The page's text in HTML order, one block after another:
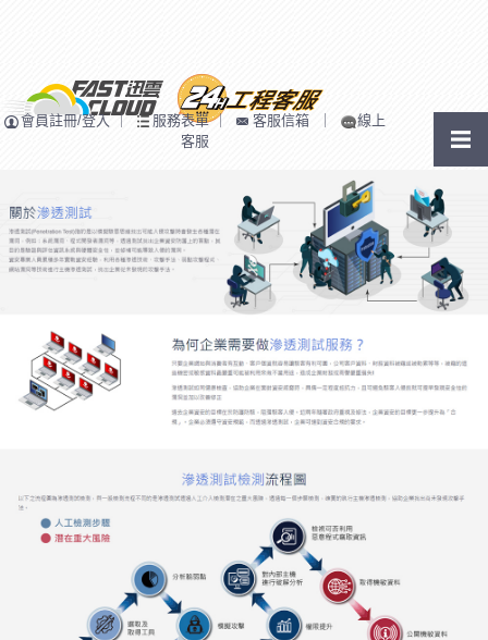
會員註冊/登入｜ 服務表單｜ 客服信箱 ｜
線上
客服